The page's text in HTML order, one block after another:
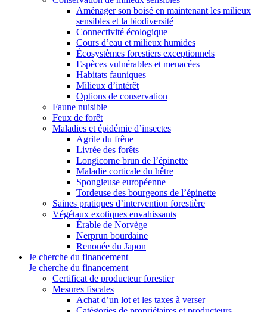
Aménager son boisé en maintenant les milieux
sensibles et la biodiversité
Connectivité écologique
Cours d’eau et milieux humides
Écosystèmes forestiers exceptionnels
Espèces vulnérables et menacées
Habitats fauniques
Milieux d’intérêt
Options de conservation
Faune nuisible
Feux de forêt
Maladies et épidémie d’insectes
Agrile du frêne
Livrée des forêts
Longicorne brun de l’épinette
Maladie corticale du hêtre
Spongieuse européenne
Tordeuse des bourgeons de l’épinette
Saines pratiques d’intervention forestière
Végétaux exotiques envahissants
Érable de Norvège
Nerprun bourdaine
Renouée du Japon
Je cherche du financement
Je cherche du financement
Certificat de producteur forestier
Mesures fiscales
Achat d’un lot et les taxes à verser